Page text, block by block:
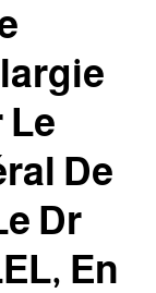
Le
De
Dr
En